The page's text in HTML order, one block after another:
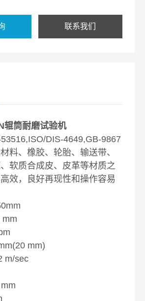
联系我们
辊筒耐磨试验机
DIS-4649,GB-9867
料、橡胶、轮胎、输送带、
软质合成皮、皮革等材质之
效，良好再现性和操作容易
mm
mm)
m/sec